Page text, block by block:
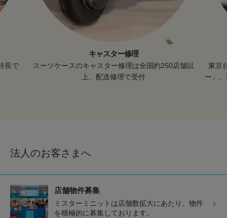
長で
キャスター修理
スーツケースのキャスター修理は全国約250店舗以
上、配送修理で受付
東京
ー」
法人のお客さまへ
店舗物件募集
ミスターミニットは店舗数拡大にあたり、物件
を積極的に募集しております。